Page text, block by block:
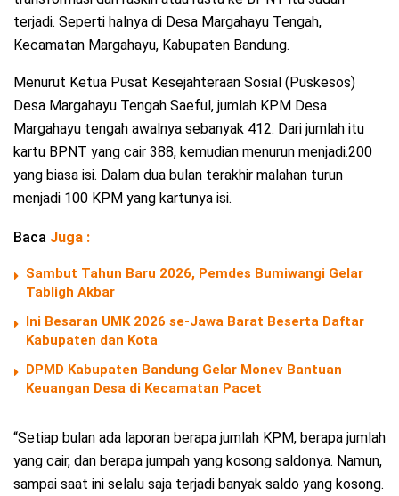
terjadi. Seperti halnya di Desa Margahayu Tengah,
Kecamatan Margahayu, Kabupaten Bandung.
Menurut Ketua Pusat Kesejahteraan Sosial (Puskesos)
Desa Margahayu Tengah Saeful, jumlah KPM Desa
Margahayu tengah awalnya sebanyak 412. Dari jumlah itu
kartu BPNT yang cair 388, kemudian menurun menjadi.200
yang biasa isi. Dalam dua bulan terakhir malahan turun
menjadi 100 KPM yang kartunya isi.
Baca Juga :
Sambut Tahun Baru 2026, Pemdes Bumiwangi Gelar
Tabligh Akbar
Ini Besaran UMK 2026 se-Jawa Barat Beserta Daftar
Kabupaten dan Kota
DPMD Kabupaten Bandung Gelar Monev Bantuan
Keuangan Desa di Kecamatan Pacet
“Setiap bulan ada laporan berapa jumlah KPM, berapa jumlah
yang cair, dan berapa jumpah yang kosong saldonya. Namun,
sampai saat ini selalu saja terjadi banyak saldo yang kosong.